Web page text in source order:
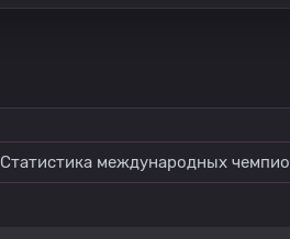
Статистика международных